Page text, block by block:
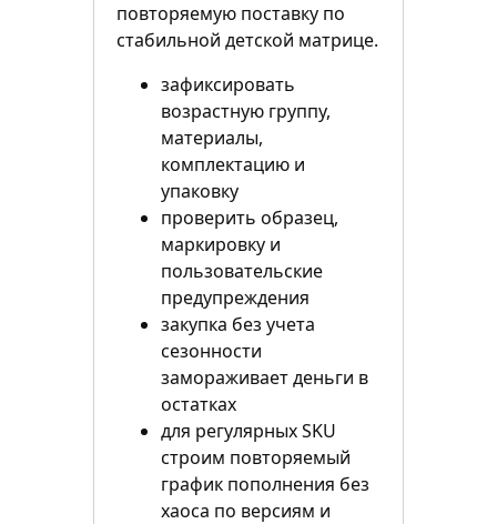
повторяемую поставку по
стабильной детской матрице.
зафиксировать
возрастную группу,
материалы,
комплектацию и
упаковку
проверить образец,
маркировку и
пользовательские
предупреждения
закупка без учета
сезонности
замораживает деньги в
остатках
для регулярных SKU
строим повторяемый
график пополнения без
хаоса по версиям и